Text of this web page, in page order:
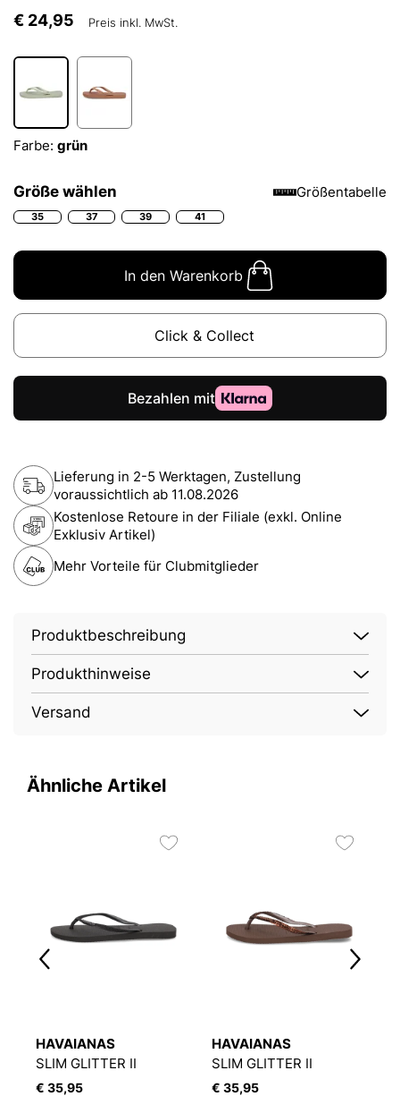
€ 24,95 Preis inkl. MwSt.
Farbe: grün
Größe wählen Größentabelle
35 37 39 41
In den Warenkorb
Click & Collect
Lieferung in 2-5 Werktagen, Zustellung
voraussichtlich ab 11.08.2026
Kostenlose Retoure in der Filiale (exkl. Online
Exklusiv Artikel)
Mehr Vorteile für Clubmitglieder
Produktbeschreibung
Produkthinweise
Versand
Ähnliche Artikel
HAVAIANAS
SLIM GLITTER II
€ 35,95
HAVAIANAS
SLIM GLITTER II
€ 35,95